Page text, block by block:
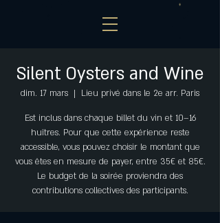
Silent Oysters and Wine
dim. 17 mars
  |
Lieu privé dans le 2e arr. Paris
Est inclus dans chaque billet du vin et 10–16
huîtres. Pour que cette expérience reste
accessible, vous pouvez choisir le montant que
vous êtes en mesure de payer, entre 35€ et 85€.
Le budget de la soirée proviendra des
contributions collectives des participants.